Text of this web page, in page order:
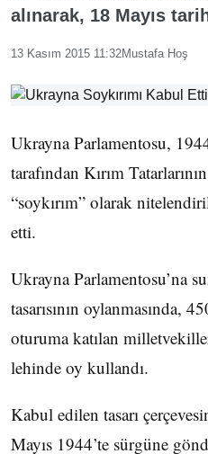
alınarak, 18 Mayıs
13 Kasım 2015 11:32Mustafa Hoş
Ukrayna Parlamentosu,
tarafından Kırım
“soykırım” olarak
etti.
Ukrayna Parlamentosu’na
tasarısının oylanmasında,
oturuma katılan
lehinde oy kullandı.
Kabul edilen tasarı
Mayıs 1944’te sürgüne